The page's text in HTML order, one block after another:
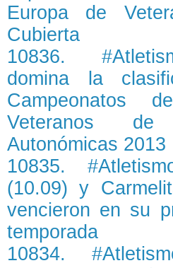
Europa de
Cubierta
10836.
domina la
Campeonatos
Veteranos de
Autonómicas 2013
10835.
(10.09) y
vencieron en su
temporada
10834.